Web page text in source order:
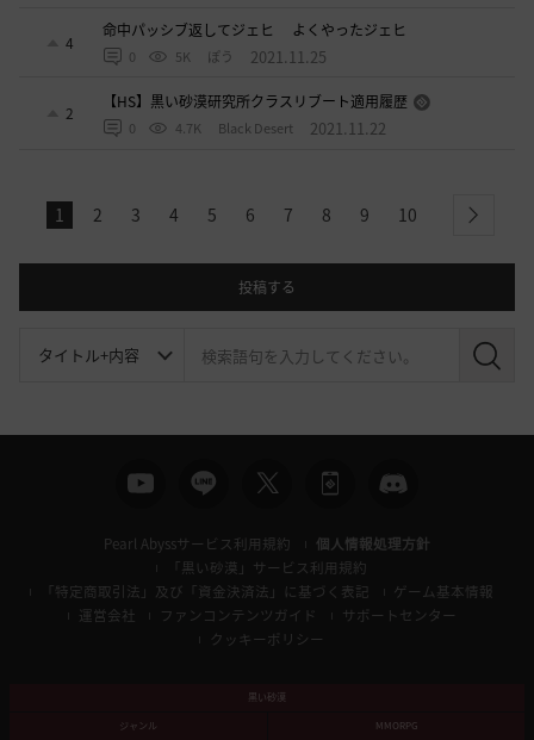
4
命中パッシブ返してジェヒ よくやったジェヒ
0 5K ぽう 2021.11.25
2
【HS】黒い砂漠研究所クラスリブート適用履歴
0 4.7K Black Desert 2021.11.22
1 2 3 4 5 6 7 8 9 10 next
投稿する
検
Pearl Abyssサービス利用規約
個人情報処理方針
「黒い砂漠」サービス利用規約
「特定商取引法」及び「資金決済法」に基づく表記
ゲーム基本情報
運営会社
ファンコンテンツガイド
サポートセンター
クッキーポリシー
黒い砂漠
ジャンル
MMORPG